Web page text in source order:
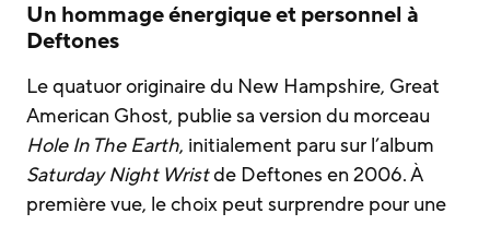
Un hommage énergique et personnel à
Deftones
Le quatuor originaire du New Hampshire, Great
American Ghost, publie sa version du morceau
Hole In The Earth, initialement paru sur l’album
Saturday Night Wristde Deftones en 2006. À
première vue, le choix peut surprendre pour une